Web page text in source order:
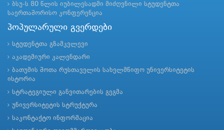
ბსუ-ს 80 წლის იუბილესადმი მიძღვნილი სტუდენტთა
საერთაშორისო კონფერენცია
პოპულარული გვერდები
სტუდენტთა გზამკვლევი
აკადემიური კალენდარი
ბათუმის შოთა რუსთაველის სახელმწიფო უნივერსიტეტის
ისტორია
სტრატეგიული განვითარების გეგმა
უნივერსიტეტის სტრუქტურა
საკონტაქტო ინფორმაცია